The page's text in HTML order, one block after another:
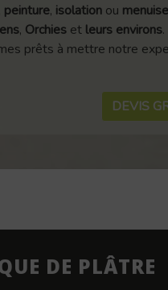
peinture, isolation ou
, Orchies et leurs environs
prêts à mettre notre
DEVIS
DE PLÂTRE